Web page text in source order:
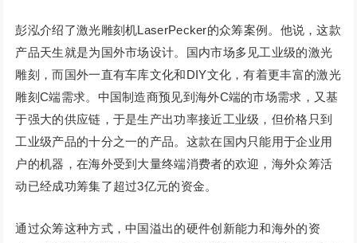
彭泓介绍了激光雕刻机LaserPecker的众筹案例。他说，这款
产品天生就是为国外市场设计。国内市场多见工业级的激光
雕刻，而国外一直有车库文化和DIY文化，有着更丰富的激光
雕刻C端需求。中国制造商预见到海外C端的市场需求，又基
于强大的供应链，于是生产出功率接近工业级，但价格只到
工业级产品的十分之一的产品。这款在国内只能用于企业用
户的机器，在海外受到大量终端消费者的欢迎，海外众筹活
动已经成功筹集了超过3亿元的资金。
通过众筹这种方式，中国溢出的硬件创新能力和海外的资